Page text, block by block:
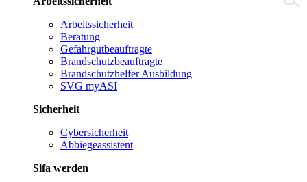
Arbeitssicherheit
Beratung
Gefahrgutbeauftragte
Brandschutzbeauftragte
Brandschutzhelfer Ausbildung
SVG myASI
Sicherheit
Cybersicherheit
Abbiegeassistent
Sifa werden